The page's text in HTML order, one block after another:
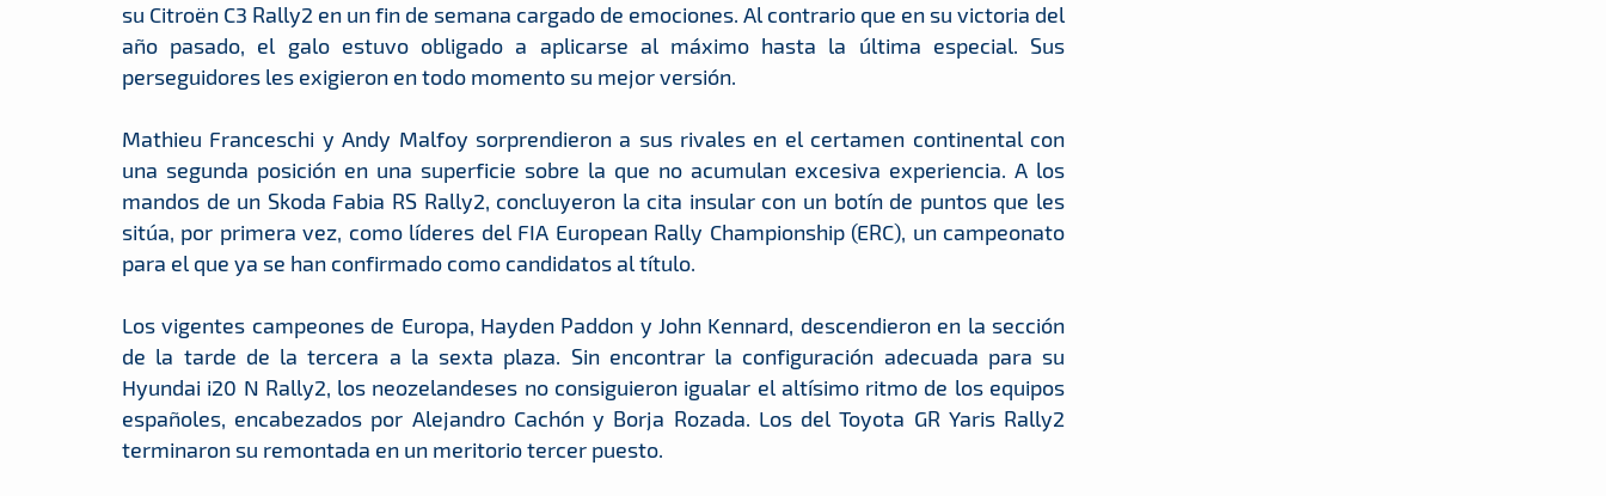
su Citroën C3 Rally2 en un fin de semana cargado de emociones. Al contrario que en su victoria del
año pasado, el galo estuvo obligado a aplicarse al máximo hasta la última especial. Sus
perseguidores les exigieron en todo momento su mejor versión.
Mathieu Franceschi y Andy Malfoy sorprendieron a sus rivales en el certamen continental con
una segunda posición en una superficie sobre la que no acumulan excesiva experiencia. A los
mandos de un Skoda Fabia RS Rally2, concluyeron la cita insular con un botín de puntos que les
sitúa, por primera vez, como líderes del FIA European Rally Championship (ERC), un campeonato
para el que ya se han confirmado como candidatos al título.
Los vigentes campeones de Europa, Hayden Paddon y John Kennard, descendieron en la sección
de la tarde de la tercera a la sexta plaza. Sin encontrar la configuración adecuada para su
Hyundai i20 N Rally2, los neozelandeses no consiguieron igualar el altísimo ritmo de los equipos
españoles, encabezados por Alejandro Cachón y Borja Rozada. Los del Toyota GR Yaris Rally2
terminaron su remontada en un meritorio tercer puesto.